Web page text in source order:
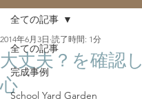
全ての記事
完成事例
School Yard Garden
全ての記事
大丈夫？を確認
心
2014年6月3日 読了時間: 1分